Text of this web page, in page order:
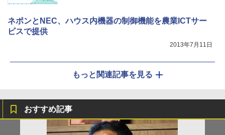
ネポンとNEC、ハウス内機器の制御機能を農業ICTサー
ビスで提供
2013年7月11日
もっと関連記事を見る
おすすめ記事